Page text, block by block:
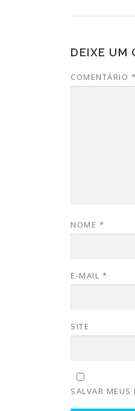
DEIXE UM
COMENTÁRIO *
NOME *
E-MAIL *
SITE
SALVAR MEUS